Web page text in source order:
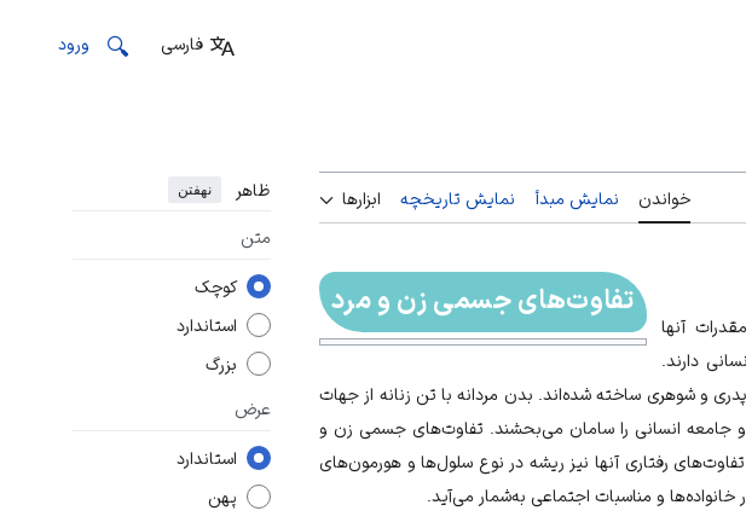
فارسی ورود
خواندن نمایش مبدأ نمایش تاریخچه ابزارها ظاهر نهفتن
متن
کوچک
استاندارد
بزرگ
عرض
استاندارد
پهن
تفاوت‌های جسمی زن و مرد
آنها
دارند.
و شوهری ساخته شده‌اند. بدن مردانه با تن زنانه از جهات
جامعه انسانی را سامان می‌بحشند. تفاوت‌های جسمی زن و
تفاوت‌های رفتاری آنها نیز ریشه در نوع سلول‌ها و هورمون‌های
و مناسبات اجتماعی به‌شمار می‌آید.